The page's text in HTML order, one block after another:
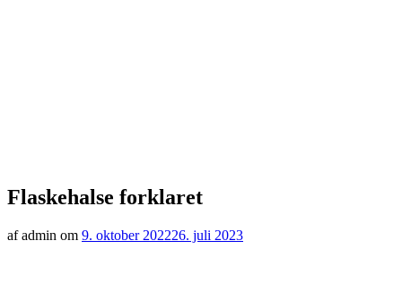
Flaskehalse forklaret
af admin om 9. oktober 202226. juli 2023